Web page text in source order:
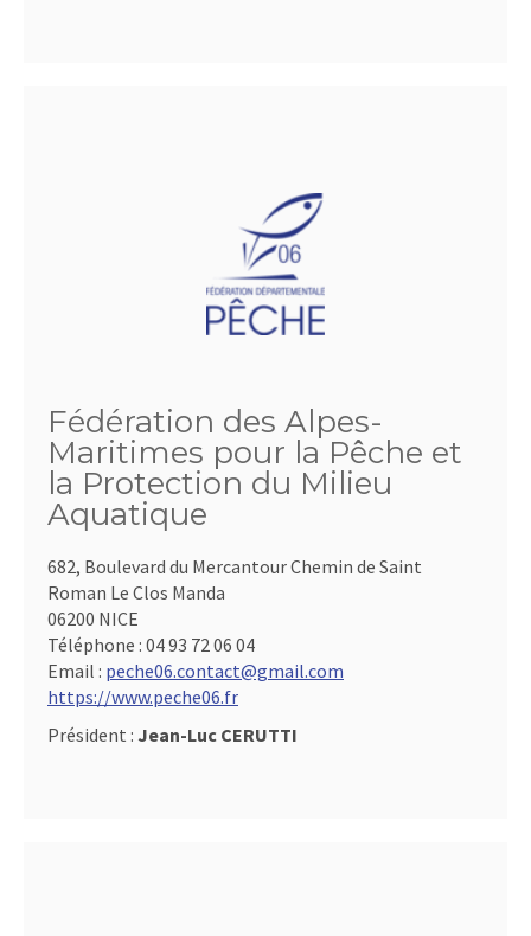
Fédération des Alpes-
Maritimes pour la Pêche et
la Protection du Milieu
Aquatique
682, Boulevard du Mercantour Chemin de Saint
Roman Le Clos Manda
06200 NICE
Téléphone : 04 93 72 06 04
Email : peche06.contact@gmail.com
https://www.peche06.fr
Président : Jean-Luc CERUTTI